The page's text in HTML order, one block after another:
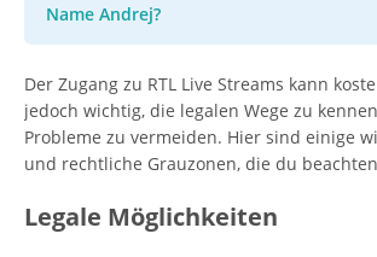
Name Andrej?
Der Zugang zu RTL Live Streams kann
jedoch wichtig, die legalen Wege zu
Probleme zu vermeiden. Hier sind einige
und rechtliche Grauzonen, die du
Legale Möglichkeiten